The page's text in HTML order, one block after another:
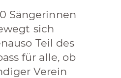
Sängerinnen
sich
Teil des
für alle, ob
Verein